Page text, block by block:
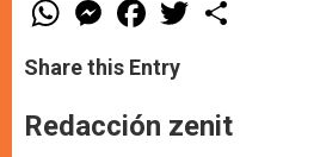
h
t
s
p
p
e
s
e
g
e
a
e
b
o
k
w
r
Share this Entry
Redacción zenit